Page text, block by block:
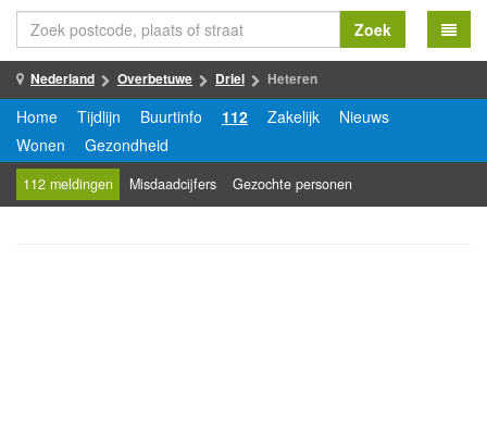
Zoek
Nederland Overbetuwe Driel Heteren
Home Tijdlijn Buurtinfo 112 Zakelijk
Nieuws
Wonen
Gezondheid
112 meldingen Misdaadcijfers Gezochte personen